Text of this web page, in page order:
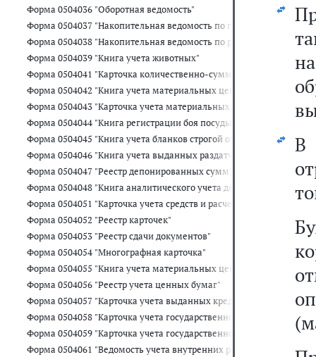
Форма 0504036 "Оборотная ведомость"
Форма 0504037 "Накопительная ведомость по приходу продуктов
Форма 0504038 "Накопительная ведомость по расходу продуктов
Форма 0504039 "Книга учета животных"
Форма 0504041 "Карточка количественно-суммового учета
Форма 0504042 "Книга учета материальных ценностей"
Форма 0504043 "Карточка учета материальных ценностей"
Форма 0504044 "Книга регистрации боя посуды"
Форма 0504045 "Книга учета бланков строгой отчетности"
Форма 0504046 "Книга учета выданных раздатчикам денег на
Форма 0504047 "Реестр депонированных сумм"
Форма 0504048 "Книга аналитического учета депонированной
Форма 0504051 "Карточка учета средств и расчетов"
Форма 0504052 "Реестр карточек"
Форма 0504053 "Реестр сдачи документов"
Форма 0504054 "Многографная карточка"
Форма 0504055 "Книга учета материальных ценностей,
Форма 0504056 "Реестр учета ценных бумаг"
Форма 0504057 "Карточка учета выданных кредитов, займов
Форма 0504058 "Карточка учета государственного долга
Форма 0504059 "Карточка учета государственного долга
Форма 0504061 "Ведомость учета внутренних расчетов между
В